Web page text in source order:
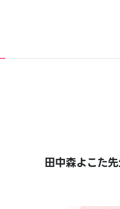
田中森よこた